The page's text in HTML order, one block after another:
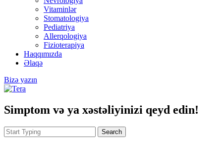
Vitaminlər
Stomatologiya
Pediatriya
Allerqologiya
Fizioterapiya
Haqqımızda
Əlaqə
Bizə yazın
Simptom və ya xəstəliyinizi qeyd edin!
Search